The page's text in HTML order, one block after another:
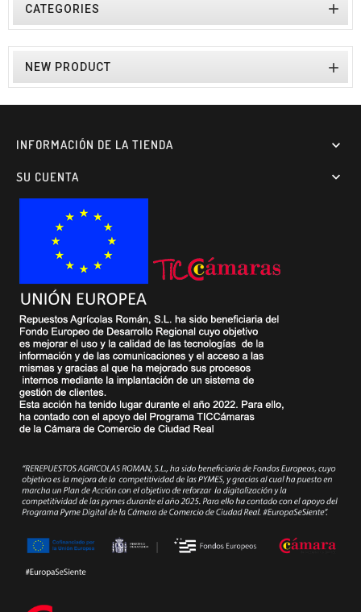
CATEGORIES 
NEW PRODUCT 
INFORMACIÓN DE LA TIENDA 
SU CUENTA 